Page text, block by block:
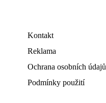
Kontakt
Reklama
Ochrana osobních údajů
Podmínky použití